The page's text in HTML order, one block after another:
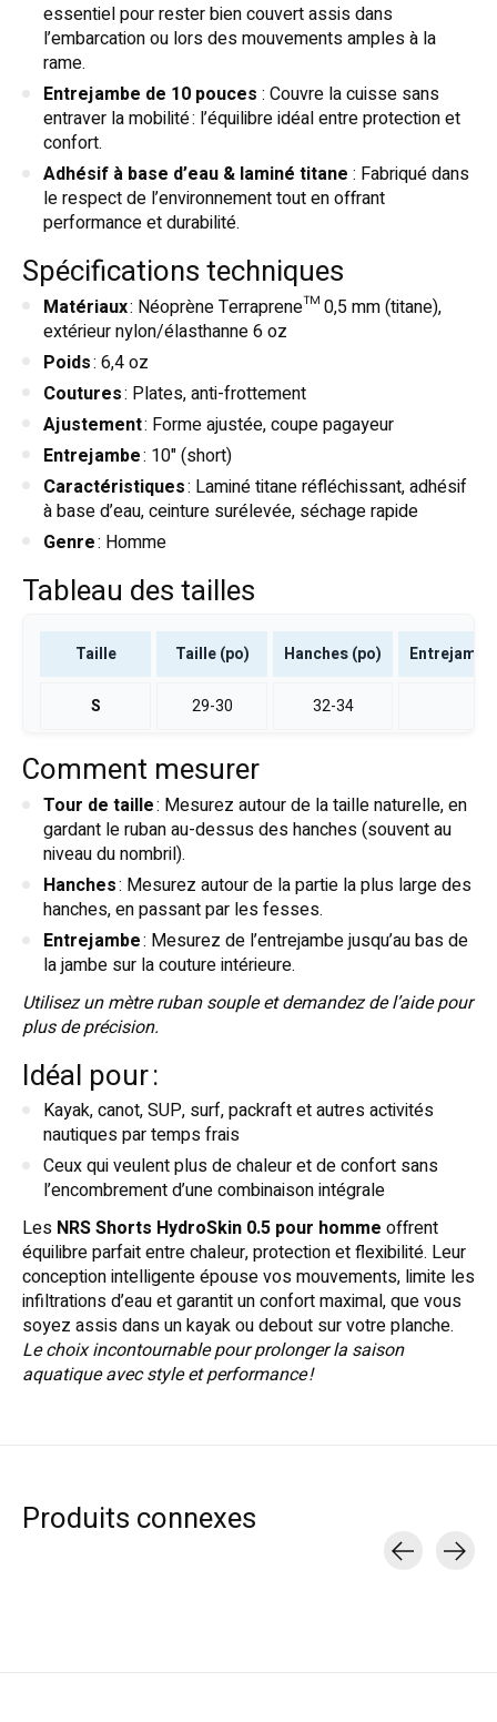
essentiel pour rester bien couvert assis dans
l’embarcation ou lors des mouvements amples à la
rame.
Entrejambe de 10 pouces : Couvre la cuisse sans
entraver la mobilité : l’équilibre idéal entre protection et
confort.
Adhésif à base d’eau & laminé titane : Fabriqué dans
le respect de l’environnement tout en offrant
performance et durabilité.
Spécifications techniques
Matériaux: Néoprène Terraprene™ 0,5 mm (titane),
extérieur nylon/élasthanne 6 oz
Poids: 6,4 oz
Coutures: Plates, anti-frottement
Ajustement: Forme ajustée, coupe pagayeur
Entrejambe: 10" (short)
Caractéristiques: Laminé titane réfléchissant, adhésif
à base d’eau, ceinture surélevée, séchage rapide
Genre: Homme
Tableau des tailles
Taille Taille (po) Hanches (po)
S 29-30 32-34
M 31-32
L 33-34 36-38
XL
XXL 37-38 40-42
Comment mesurer
Tour de taille: Mesurez autour de la taille naturelle, en
gardant le ruban au-dessus des hanches (souvent au
niveau du nombril).
Hanches: Mesurez autour de la partie la plus large des
hanches, en passant par les fesses.
Entrejambe: Mesurez de l’entrejambe jusqu’au bas de
la jambe sur la couture intérieure.
Utilisez un mètre ruban souple et demandez de l’aide pour
plus de précision.
Idéal pour :
Kayak, canot, SUP, surf, packraft et autres activités
nautiques par temps frais
Ceux qui veulent plus de chaleur et de confort sans
l’encombrement d’une combinaison intégrale
Les NRS Shorts HydroSkin 0.5 pour homme offrent
équilibre parfait entre chaleur, protection et flexibilité. Leur
conception intelligente épouse vos mouvements, limite les
infiltrations d’eau et garantit un confort maximal, que vous
soyez assis dans un kayak ou debout sur votre planche.
Le choix incontournable pour prolonger la saison
aquatique avec style et performance !
Produits connexes